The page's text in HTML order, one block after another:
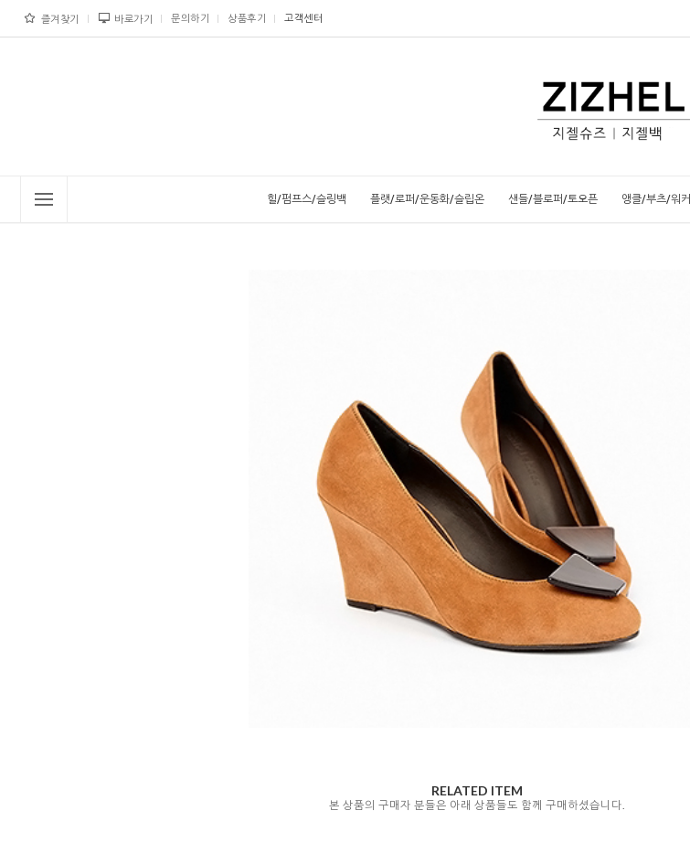
즐겨찾기 바로가기 문의하기 상품후기 고객센터
힐/펌프스/슬링백 플랫/로퍼/운동화/슬립온 샌들/블로퍼/토오픈 앵클/부츠/워커
RELATED ITEM
본 상품의 구매자 분들은 아래 상품들도 함께 구매하셨습니다.